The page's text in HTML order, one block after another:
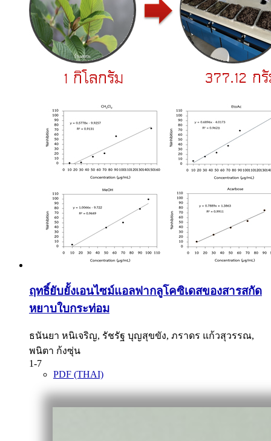
ฤทธิ์ยับยั้งเอนไซม์แอลฟากลูโคซิเดสของสารสกัด
หยาบใบกระท่อม
ธนันยา หนิเจริญ, รัชรัฐ บุญสุขขัง, ภราดร แก้วสุวรรณ,
พนิตา ก้งซุ่น
1-7
PDF (THAI)